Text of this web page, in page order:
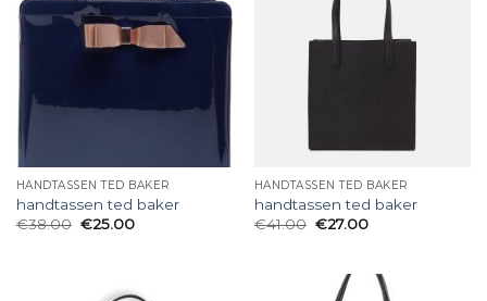
HANDTASSEN TED BAKER
handtassen ted baker
€38.00 €25.00
HANDTASSEN TED BAKER
handtassen ted baker
€41.00 €27.00